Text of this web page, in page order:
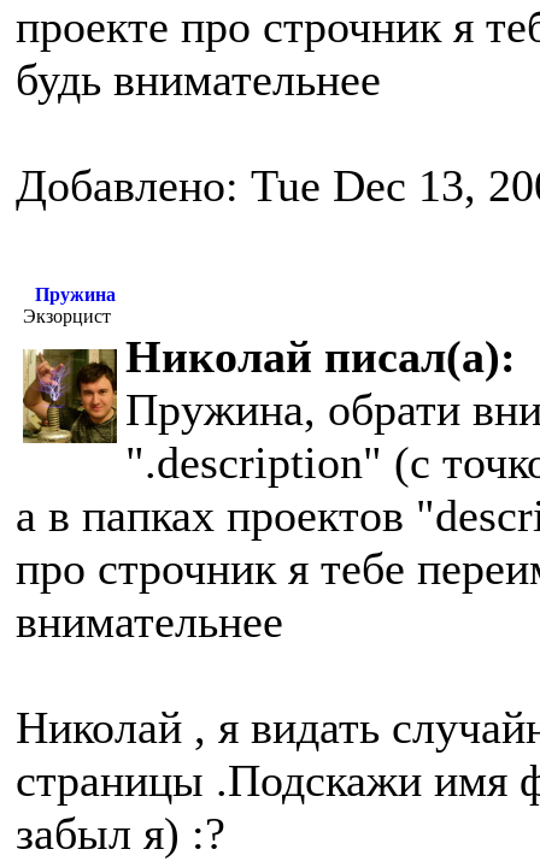
проекте про строчник я
будь внимательнее
Добавлено: Tue Dec 13,
Пружина
Экзорцист
Николай писал(а):
Пружина, обрати
".description" (с
а в папках проектов
про строчник я тебе
внимательнее
Николай , я видать
страницы .Подскажи имя
забыл я) :?